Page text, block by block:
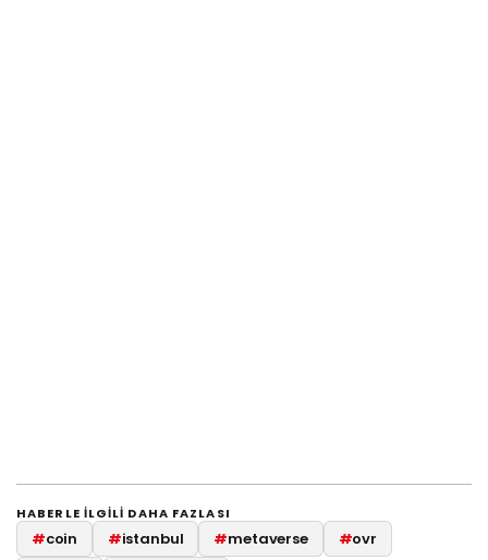
HABERLE ILGILI DAHA FAZLASI
#coin #istanbul #metaverse #ovr